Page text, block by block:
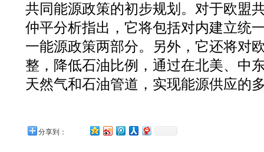
共同能源政策的初步规划。对于欧盟
仲平分析指出，它将包括对内建立统
一能源政策两部分。另外，它还将对
整，降低石油比例，通过在北美、中
天然气和石油管道，实现能源供应的
分享到：